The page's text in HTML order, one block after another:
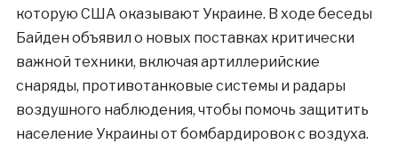
которую США оказывают Украине. В ходе беседы
Байден объявил о новых поставках критически
важной техники, включая артиллерийские
снаряды, противотанковые системы и радары
воздушного наблюдения, чтобы помочь защитить
население Украины от бомбардировок с воздуха.